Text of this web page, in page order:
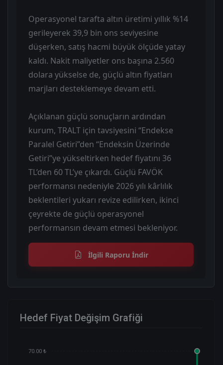
Operasyonel tarafta altın üretimi yıllık %14
gerileyerek 39,9 bin ons seviyesine
düşerken, satış hacmi büyük ölçüde yatay
kaldı. Nakit maliyetler ons başına 2.560
dolara yükselse de, güçlü altın fiyatları
marjları desteklemeye devam etti.
Açıklanan güçlü sonuçların ardından
kurum, TRALT için tavsiyesini “Endekse
Paralel Getiri”den “Endeksin Üzerinde
Getiri”ye yükseltirken hedef fiyatını 36
TL’den 60 TL’ye çıkardı. Güçlü FAVÖK
performansı nedeniyle 2026 yılı kârlılık
beklentileri yukarı revize edilirken, ikinci
çeyrekte de güçlü operasyonel
performansın devam etmesi bekleniyor.
İlgili Raporu İndir
Hedef Fiyat Değişim Grafiği
70.00 ₺